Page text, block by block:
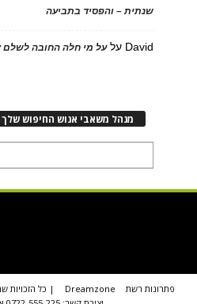
שנתית – והפסיד בתביעה
David עלעל מי חלה החובה לשלם
מנהל משאבי אנוש החיפוש
פתרונות רשת Dreamzone | כל הזכויות